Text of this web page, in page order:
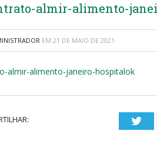
almir-alimento-
EM 21 DE MAIO DE 2021
almir-alimento-janeiro-hospitalok